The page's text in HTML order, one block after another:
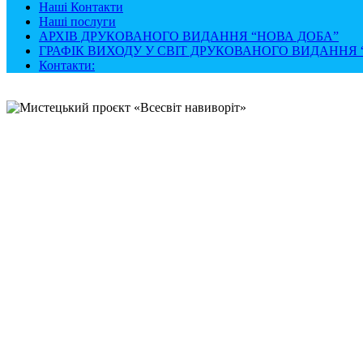
Наші Контакти
Наші послуги
АРХІВ ДРУКОВАНОГО ВИДАННЯ “НОВА ДОБА”
ГРАФІК ВИХОДУ У СВІТ ДРУКОВАНОГО ВИДАННЯ
Контакти: